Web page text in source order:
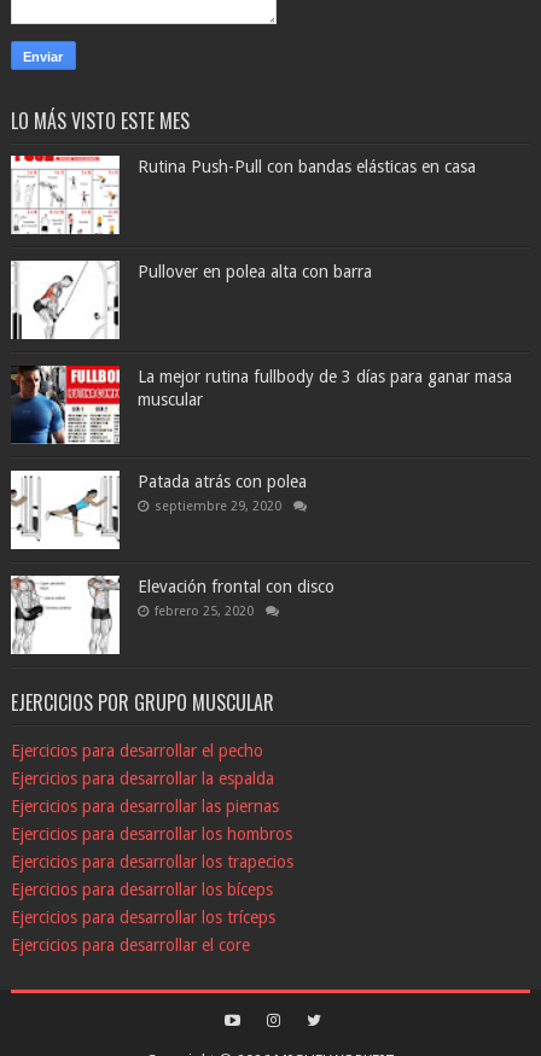
LO MÁS VISTO ESTE MES
Rutina Push-Pull con bandas elásticas en casa
Pullover en polea alta con barra
La mejor rutina fullbody de 3 días para ganar masa
muscular
Patada atrás con polea
septiembre 29, 2020
Elevación frontal con disco
febrero 25, 2020
EJERCICIOS POR GRUPO MUSCULAR
Ejercicios para desarrollar el pecho
Ejercicios para desarrollar la espalda
Ejercicios para desarrollar las piernas
Ejercicios para desarrollar los hombros
Ejercicios para desarrollar los trapecios
Ejercicios para desarrollar los bíceps
Ejercicios para desarrollar los tríceps
Ejercicios para desarrollar el core